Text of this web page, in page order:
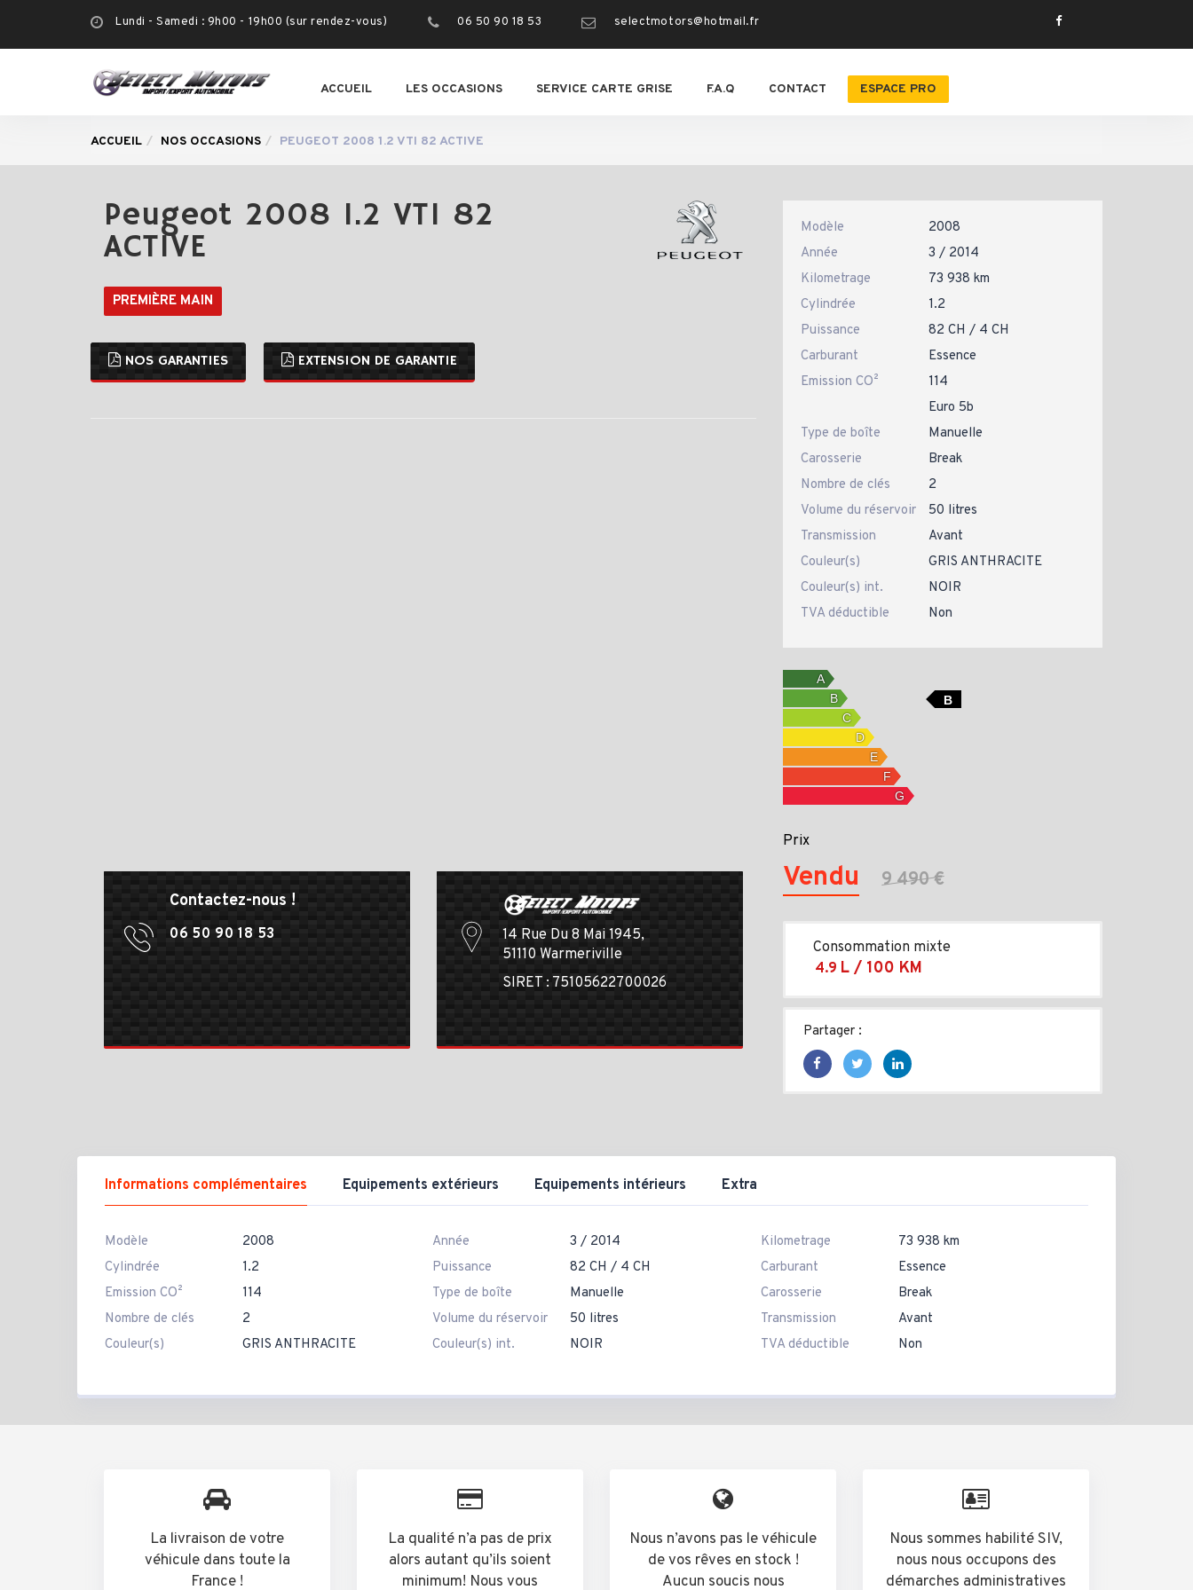
Lundi - Samedi : 9h00 - 19h00 (sur rendez-vous) 06 50 90 18 53 selectmotors@hotmail.fr
ACCUEIL LES OCCASIONS SERVICE CARTE GRISE F.A.Q CONTACT ESPACE PRO
ACCUEIL NOS OCCASIONS PEUGEOT 2008 1.2 VTI 82 ACTIVE
Peugeot 2008 1.2 VTI 82
ACTIVE
PREMIÈRE MAIN
NOS GARANTIES EXTENSION DE GARANTIE
Contactez-nous !
06 50 90 18 53
14 Rue Du 8 Mai 1945,
51110 Warmeriville
SIRET : 75105622700026
Modèle
2008
Année
3 / 2014
Kilometrage
73 938 km
Cylindrée
1.2
Puissance
82 CH / 4 CH
Carburant
Essence
Emission CO²
114
Euro 5b
Type de boîte
Manuelle
Carosserie
Break
Nombre de clés
2
Volume du réservoir
50 litres
Transmission
Avant
Couleur(s)
GRIS ANTHRACITE
Couleur(s) int.
NOIR
TVA déductible
Non
B
Prix
Vendu 9 490 €
Consommation mixte
4.9 L / 100 KM
Partager :
Informations complémentaires Equipements extérieurs Equipements intérieurs Extra
Modèle 2008 Année 3 / 2014 Kilometrage
73 938 km
Cylindrée
1.2 Puissance 82 CH / 4 CH Carburant
Essence
Emission CO²
114 Type de boîte Manuelle Carosserie
Break
Nombre de clés
2 Volume du réservoir 50 litres Transmission
Avant
Couleur(s)
GRIS ANTHRACITE Couleur(s) int. NOIR TVA déductible Non
La livraison de votre
véhicule dans toute la
France !
La qualité n’a pas de prix
alors autant qu’ils soient
minimum! Nous vous
Nous n’avons pas le véhicule
de vos rêves en stock !
Aucun soucis nous
Nous sommes habilité SIV,
nous nous occupons des
démarches administratives